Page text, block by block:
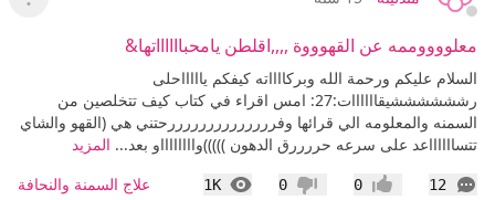
عرض
معلووووممه عن القهوووة ,,,,اقلطن يامحبااااااتها&
السلام عليكم ورحمة الله وبركااااته كيفكم ياااااحلى
رششششششيقاااااات:27: امس اقراء في كتاب كيف تتخلصين من
السمنه والمعلومه الي قرائها وفررررررررررررررحتني هي (القهو والشاي
تتسااااااعد على سرعه حررررق الدهون )))))وااااااااو بعد... المزيد
12
التعليقات إعجاب0 عدم إعجاب
0
1K
المشاهدات علاج السمنة والنحافة